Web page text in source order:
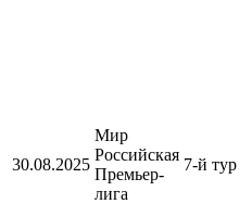
30.08.2025
Мир
Российская
Премьер-
лига
7-й тур